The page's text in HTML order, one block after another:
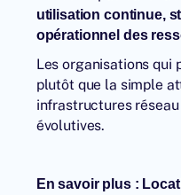
utilisation continue,
opérationnel des
Les organisations qui
plutôt que la simple
infrastructures
évolutives.
En savoir plus :